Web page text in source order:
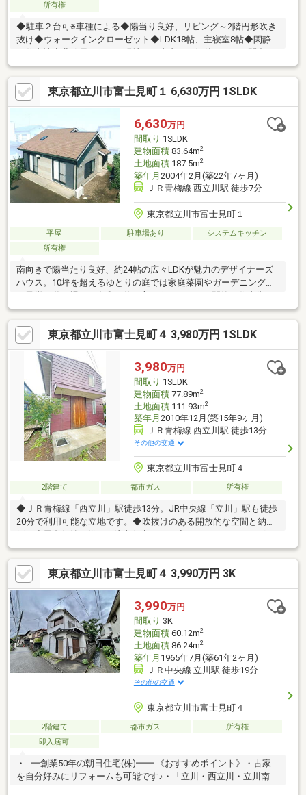
所有権
◆駐車２台可※車種による◆陽当り良好、リビング～2階円形吹き
抜け◆ウォークインクローゼット◆LDK18帖、主寝室8帖◆閑静
ください。住宅ローンアドバイザーも常駐しておりますので、ロ
ーン相談もお気軽にお申し付けください。
東京都立川市富士見町１ 6,630万円 1SLDK
6,630万円
間取り 1SLDK
建物面積83.64m2
土地面積187.5m2
築年月 2004年2月(築22年7ヶ月)
ＪＲ青梅線 西立川駅 徒歩7分
東京都立川市富士見町１
平屋 駐車場あり
システムキッチン
所有権
南向きで陽当たり良好、約24帖の広々LDKが魅力のデザイナーズ
ハウス。10坪を超えるゆとりの庭では家庭菜園やガーデニング、
お子様の遊び場など多彩な使い方が楽しめます。閑静な住宅街に
位置し、敷地から残堀川遊歩道へ出られる自然豊かな住環境。昭
和記念公園まで徒歩8分で四季折々の自然を満喫できます。立川駅
へアクセスしやすい隣駅利用で通勤・通学も便利。スーパーや小
学校も近く、子育て世帯にもおすすめの住環境です。
東京都立川市富士見町４ 3,980万円 1SLDK
3,980万円
間取り 1SLDK
建物面積77.89m2
土地面積111.93m2
築年月 2010年12月(築15年9ヶ月)
ＪＲ青梅線 西立川駅 徒歩13分
その他の交通
東京都立川市富士見町４
2階建て 都市ガス 所有権
◆ＪＲ青梅線「西立川」駅徒歩13分。JR中央線「立川」駅も徒歩
20分で利用可能な立地です。◆吹抜けのある開放的な空間と納
トア・医療施設が徒歩圏内に点在し、日々の生活をサポートしま
す。◆保育園・幼稚園・小学校が徒歩5分圏内にあり、通園・通
学にも便利です。
東京都立川市富士見町４ 3,990万円 3K
3,990万円
間取り 3K
建物面積60.12m2
土地面積86.24m2
築年月 1965年7月(築61年2ヶ月)
ＪＲ中央線 立川駅 徒歩19分
その他の交通
東京都立川市富士見町４
2階建て 都市ガス
所有権
即入居可
・…━創業50年の朝日住宅(株)━━ 《おすすめポイント》・古家
を自分好みにリフォームも可能です♪・「立川・西立川・立川南」
など複数駅アクセス可能！・約26坪の整形地、戸建用地としても